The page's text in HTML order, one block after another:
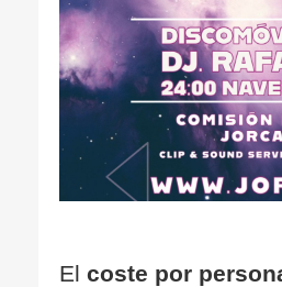
El coste por